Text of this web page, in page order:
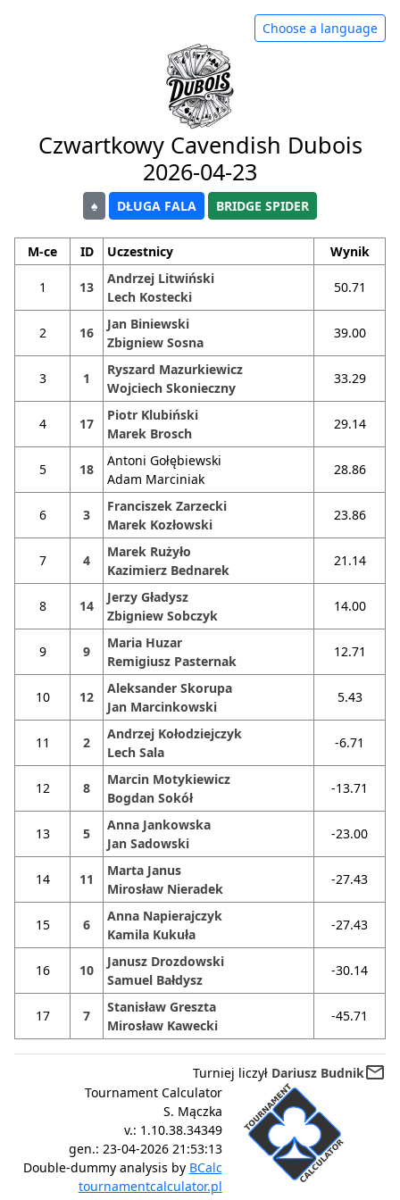
Choose a language
Czwartkowy Cavendish Dubois
2026-04-23
♠ DŁUGA FALA BRIDGE SPIDER
M-ce ID Uczestnicy Wynik
1 13
Andrzej Litwiński
Lech Kostecki
50.71
2 16
Jan Biniewski
Zbigniew Sosna
39.00
3 1
Ryszard Mazurkiewicz
Wojciech Skonieczny
33.29
4 17
Piotr Klubiński
Marek Brosch
29.14
5 18
Antoni Gołębiewski
Adam Marciniak
28.86
6 3
Franciszek Zarzecki
Marek Kozłowski
23.86
7 4
Marek Rużyło
Kazimierz Bednarek
21.14
8 14
Jerzy Gładysz
Zbigniew Sobczyk
14.00
9 9
Maria Huzar
Remigiusz Pasternak
12.71
10 12
Aleksander Skorupa
Jan Marcinkowski
5.43
11 2
Andrzej Kołodziejczyk
Lech Sala
-6.71
12 8
Marcin Motykiewicz
Bogdan Sokół
-13.71
13 5
Anna Jankowska
Jan Sadowski
-23.00
14 11
Marta Janus
Mirosław Nieradek
-27.43
15 6
Anna Napierajczyk
Kamila Kukuła
-27.43
16 10
Janusz Drozdowski
Samuel Bałdysz
-30.14
17 7
Stanisław Greszta
Mirosław Kawecki
-45.71
Turniej liczył Dariusz Budnikmail_outline
Tournament Calculator
S. Mączka
v.: 1.10.38.34349
gen.: 23-04-2026 21:53:13
Double-dummy analysis by BCalc
tournamentcalculator.pl